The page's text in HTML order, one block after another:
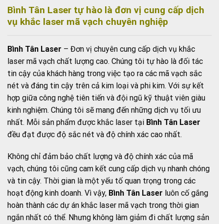
Bình Tân Laser tự hào là đơn vị cung cấp dịch
vụ khắc laser mã vạch chuyên nghiệp
Bình Tân Laser – Đơn vị chuyên cung cấp dịch vụ khắc
laser mã vạch chất lượng cao. Chúng tôi tự hào là đối tác
tin cậy của khách hàng trong việc tạo ra các mã vạch sắc
nét và đáng tin cậy trên cả kim loại và phi kim. Với sự kết
hợp giữa công nghệ tiên tiến và đội ngũ kỹ thuật viên giàu
kinh nghiệm. Chúng tôi sẽ mang đến những dịch vụ tối ưu
nhất. Mỗi sản phẩm được khắc laser tại Bình Tân Laser
đều đạt được độ sắc nét và độ chính xác cao nhất.
Không chỉ đảm bảo chất lượng và độ chính xác của mã
vạch, chúng tôi cũng cam kết cung cấp dịch vụ nhanh chóng
và tin cậy. Thời gian là một yếu tố quan trọng trong các
hoạt động kinh doanh. Vì vậy, Bình Tân Laser luôn cố gắng
hoàn thành các dự án khắc laser mã vạch trong thời gian
ngắn nhất có thể. Nhưng không làm giảm đi chất lượng sản